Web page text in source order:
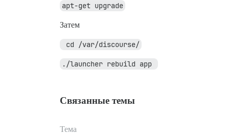
apt-get upgrade
Затем
cd /var/discourse/
./launcher rebuild app
Связанные темы
Тема